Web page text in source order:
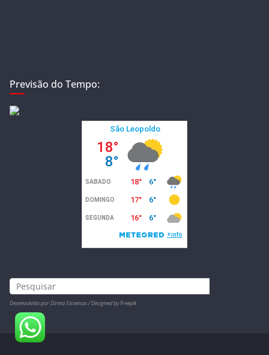
Previsão do Tempo:
Desenvolvido por Direta Sistemas /Designed by Freepik